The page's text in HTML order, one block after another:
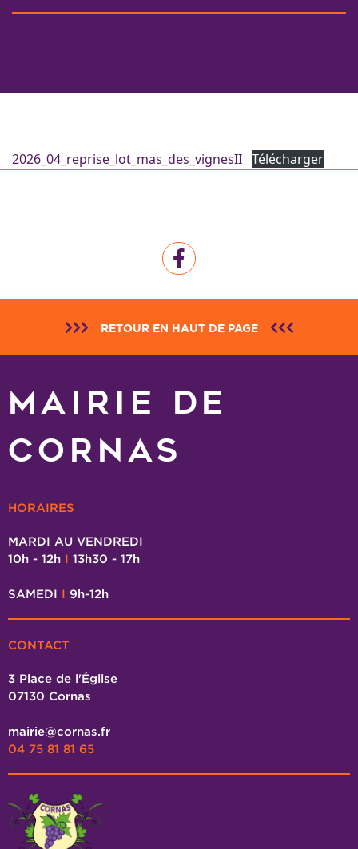
2026_04_reprise_lot_mas_des_vignesII Télécharger
RETOUR EN HAUT DE PAGE
MAIRIE DE
CORNAS
HORAIRES
MARDI AU VENDREDI
10h - 12h I 13h30 - 17h
SAMEDI I 9h-12h
CONTACT
3 Place de l'Église
07130 Cornas
mairie@cornas.fr
04 75 81 81 65